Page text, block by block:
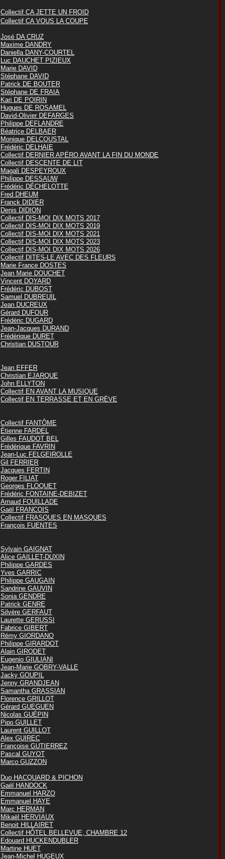
Collectif ÇA JETTE UN FROID
Collectif ÇA VOUS LA COUPE
José DA CRUZ
Maxime DANDRY
Daniella DANY-COURTEL
Luc DAUCHET PIZIEUX
Marie DAVID
Stéphane DAVID
Patrick DE BOUTER
Stéphane DE FRAIA
Kari DE POIRIN
Hugues DE ROSAMEL
David-Olivier DEFARGES
Philippe DEFLANDRE
Béatrice DELBAER
Monique DELCOUSTAL
Frédéric DELHAIE
Collectif DERNIER APÉRO AVANT LA FIN DU MONDE
Collectif DESCENTE DE LIT
Magali DESPEYROUX
Philippe DESSAUW
Frédéric DÉCHELOTTE
Fred DHEUM
Franck DIDIER
Denis DIDION
Collectif DIS-MOI DIX MOTS 2017
Collectif DIS-MOI DIX MOTS 2019
Collectif DIS-MOI DIX MOTS 2021
Collectif DIS-MOI DIX MOTS 2023
Collectif DIS-MOI DIX MOTS 2026
Collectif DITES-LE AVEC DES FLEURS
Marie France DOSTES
Jean Marie DOUCHET
Vincent DOYARD
Frédéric DUBOST
Samuel DUBREUIL
Jean DUCREUX
Gérard DUFOUR
Frédéric DUGARD
Jean-Jacques DURAND
Frédérique DURET
Christian DUSTOUR
Jean EFFER
Christian EJARQUE
John ELLYTON
Collectif EN AVANT LA MUSIQUE
Collectif EN TERRASSE ET EN GRÈVE
Collectif FANTÔME
Étienne FARDEL
Gilles FAUDOT BEL
Frédérique FAVRIN
Jean-Luc FELGEIROLLE
Gil FERRIER
Jacques FERTIN
Roger FILIAT
Georges FLOQUET
Frédéric FONTAINE-DEBIZET
Arnaud FOUILLADE
Gaël FRANCOIS
Collectif FRASQUES EN MASQUES
François FUENTES
Sylvain GAIGNAT
Alice GAILLET-DUXIN
Philippe GARDES
Yves GARRIC
Philippe GAUGAIN
Sandrine GAUVIN
Sonia GENDRE
Patrick GENRE
Silvère GERFAUT
Laurette GERUSSI
Fabrice GIBERT
Rémy GIORDANO
Philippe GIRARDOT
Alain GIRODET
Eugenio GIULIANI
Jean-Marie GOBRY-VALLE
Jacky GOUPIL
Jenny GRANDJEAN
Samantha GRASSIAN
Florence GRILLOT
Gérard GUEGUEN
Nicolas GUÉPIN
Pipo GUILLET
Laurent GUILLOT
Alex GUIREC
Françoise GUTIERREZ
Pascal GUYOT
Marco GUZZON
Duo HACQUARD & PICHON
Gaël HANDOCK
Emmanuel HARZO
Emmanuel HAYE
Marc HERMAN
Mikaël HERVIAUX
Benoit HILLAIRET
Collectif HÔTEL BELLEVUE, CHAMBRE 12
Edouard HUCKENDUBLER
Martine HUET
Jean-Michel HUGEUX